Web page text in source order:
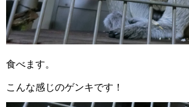
食べます。
こんな感じのゲンキです！